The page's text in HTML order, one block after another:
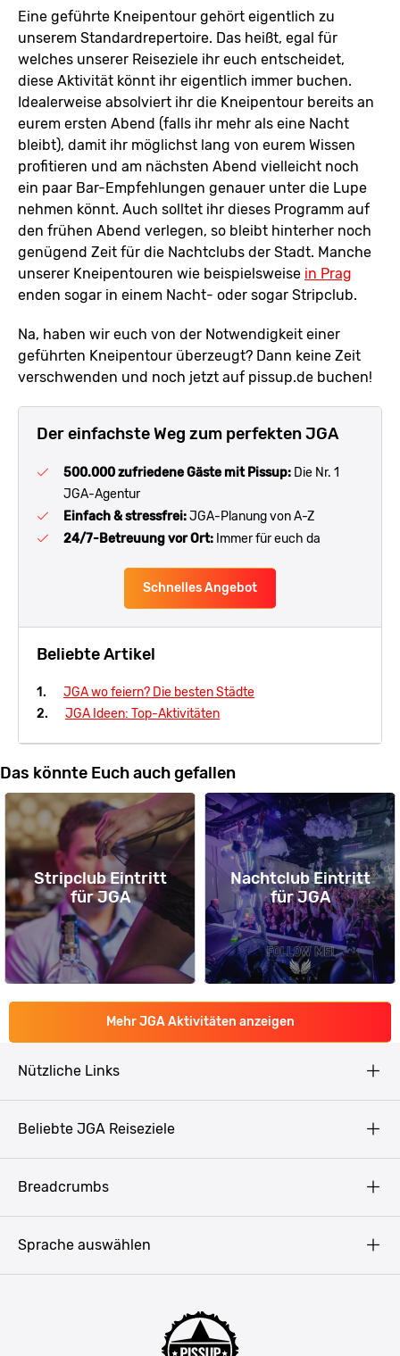
Eine geführte Kneipentour gehört eigentlich zu
unserem Standardrepertoire. Das heißt, egal für
welches unserer Reiseziele ihr euch entscheidet,
diese Aktivität könnt ihr eigentlich immer buchen.
Idealerweise absolviert ihr die Kneipentour bereits an
eurem ersten Abend (falls ihr mehr als eine Nacht
bleibt), damit ihr möglichst lang von eurem Wissen
profitieren und am nächsten Abend vielleicht noch
ein paar Bar-Empfehlungen genauer unter die Lupe
nehmen könnt. Auch solltet ihr dieses Programm auf
den frühen Abend verlegen, so bleibt hinterher noch
genügend Zeit für die Nachtclubs der Stadt. Manche
unserer Kneipentouren wie beispielsweise in Prag
enden sogar in einem Nacht- oder sogar Stripclub.
Na, haben wir euch von der Notwendigkeit einer
geführten Kneipentour überzeugt? Dann keine Zeit
verschwenden und noch jetzt auf pissup.de buchen!
Der einfachste Weg zum perfekten JGA
500.000 zufriedene Gäste mit Pissup: Die Nr. 1
JGA-Agentur
Einfach & stressfrei:JGA-Planung von A-Z
24/7-Betreuung vor Ort: Immer für euch da
Schnelles Angebot
Beliebte Artikel
JGA wo feiern? Die besten Städte
JGA Ideen: Top-Aktivitäten
Das könnte Euch auch gefallen
Stripclub Eintritt
für JGA
Nachtclub Eintritt
für JGA
Mehr JGA Aktivitäten anzeigen
Nützliche Links
Presse
Mannschaftsfahrt Ideen
Beliebte JGA Reiseziele
Bukarest
Breadcrumbs
Sprache auswählen